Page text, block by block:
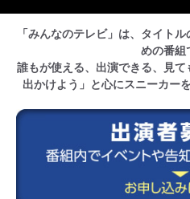
「みんなのテレビ」は、タイト
めの番組
誰もが使える、出演できる、見
出かけよう」と心にスニーカー